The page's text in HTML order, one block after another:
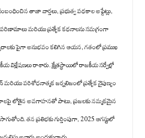
తాజా వార్తలు, ప్రభుత్వ పథకాల అప్డేట్లు,
మరియు ప్రత్యేక కథనాలను సమగ్రంగా
పైగా అనుభవం కలిగిన ఆయన, గతంలో ప్రముఖ
విశ్లేషణలు రాశారు. క్షేత్రస్థాయిలో రాజకీయ సర్వేల్లో
మరియు పరిశోధనాత్మక జర్నలిజంలో ప్రత్యేక నైపుణ్యం
లోతైన అవగాహనతో పాటు, ప్రజలకు నమ్మకమైన
తన ప్రతిభకు గుర్తింపుగా, 2025 ఆగస్టులో